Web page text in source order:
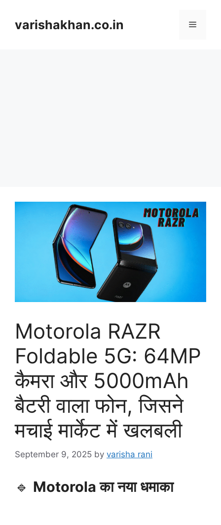
contentvarishakhan.co.in Menu
Motorola RAZR
Foldable 5G: 64MP
कैमरा और 5000mAh
बैटरी वाला फोन, जिसने
मचाई मार्केट में खलबली
September 9, 2025 by varisha rani
🔹 Motorola का नया धमाका